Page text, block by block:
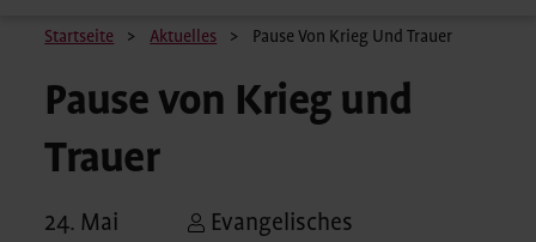
Pfadnavigation
Startseite Aktuelles Pause Von Krieg Und Trauer
Pause von Krieg und
Trauer
24. Mai
Evangelisches